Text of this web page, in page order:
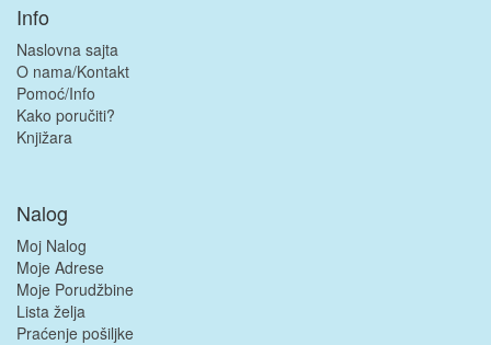
Info
Naslovna sajta
O nama/Kontakt
Pomoć/Info
Kako poručiti?
Knjižara
Nalog
Moj Nalog
Moje Adrese
Moje Porudžbine
Lista želja
Praćenje pošiljke